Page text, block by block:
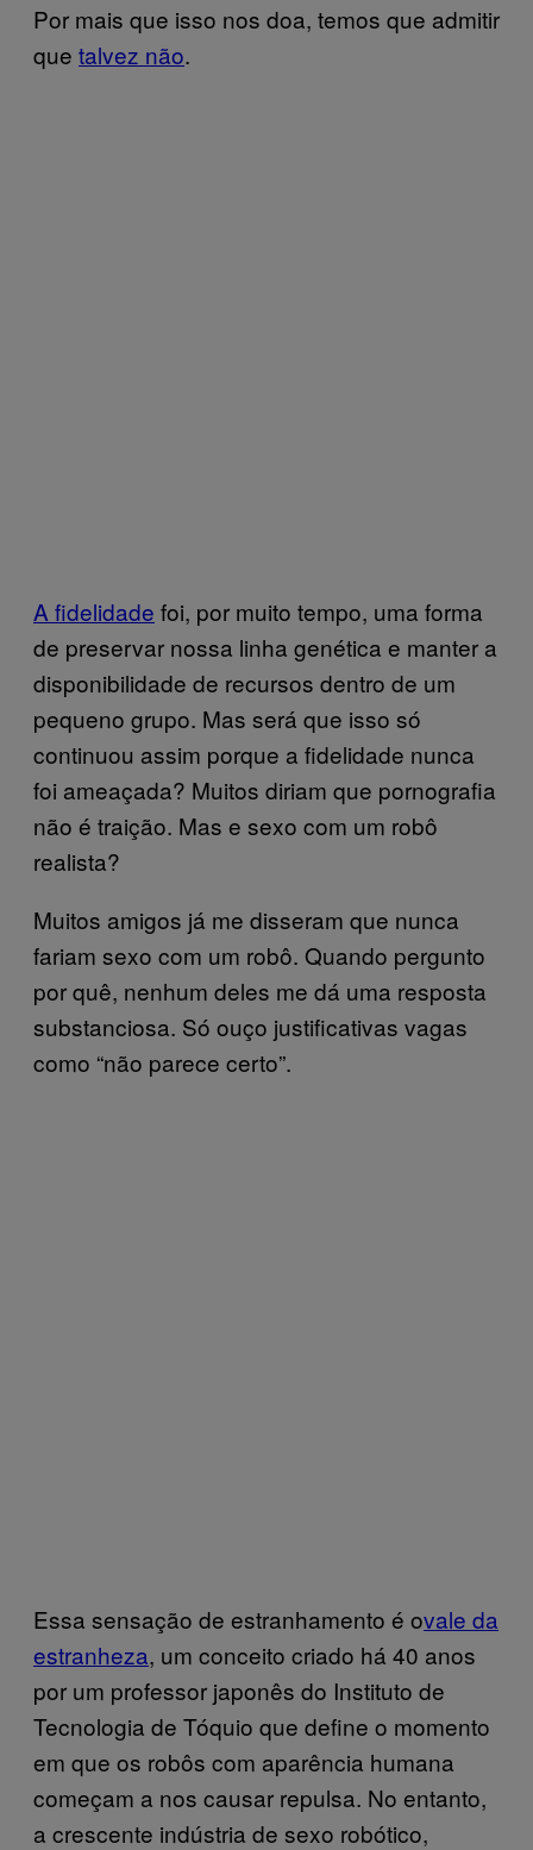
Por mais que isso nos doa, temos que admitir
que talvez não.
A fidelidade foi, por muito tempo, uma forma
de preservar nossa linha genética e manter a
disponibilidade de recursos dentro de um
pequeno grupo. Mas será que isso só
continuou assim porque a fidelidade nunca
foi ameaçada? Muitos diriam que pornografia
não é traição. Mas e sexo com um robô
realista?
Muitos amigos já me disseram que nunca
fariam sexo com um robô. Quando pergunto
por quê, nenhum deles me dá uma resposta
substanciosa. Só ouço justificativas vagas
como “não parece certo”.
Essa sensação de estranhamento é ovale da
estranheza, um conceito criado há 40 anos
por um professor japonês do Instituto de
Tecnologia de Tóquio que define o momento
em que os robôs com aparência humana
começam a nos causar repulsa. No entanto,
a crescente indústria de sexo robótico,